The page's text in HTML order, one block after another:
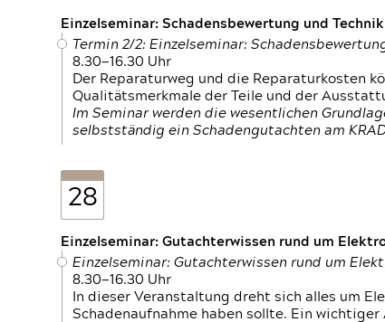
Einzelseminar: Schadensbewertung und
Termin 2/2: Einzelseminar:
8.30—16.30 Uhr
Der Reparaturweg und die Reparaturkosten
Qualitätsmerkmale der Teile und der
Im Seminar werden die wesentlichen
selbstständig ein Schadengutachten am
28
Einzelseminar: Gutachterwissen rund um
Einzelseminar: Gutachterwissen rund um
8.30—16.30 Uhr
In dieser Veranstaltung dreht sich alles um
Schadenaufnahme haben sollte. Ein